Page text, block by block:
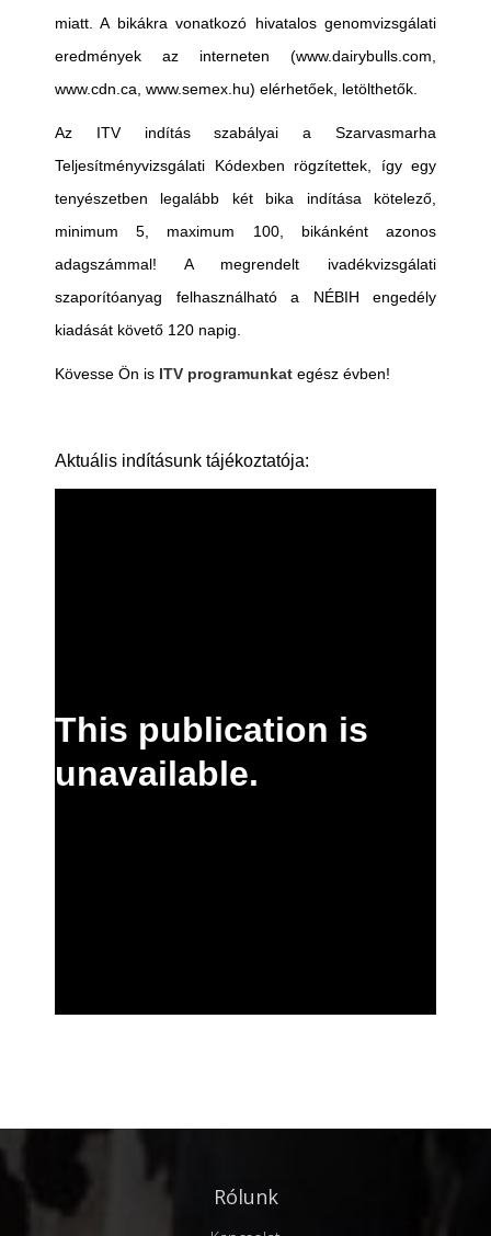
miatt. A bikákra vonatkozó hivatalos genomvizsgálati
eredmények az interneten (www.dairybulls.com,
www.cdn.ca, www.semex.hu) elérhetőek, letölthetők.
Az ITV indítás szabályai a Szarvasmarha
Teljesítményvizsgálati Kódexben rögzítettek, így egy
tenyészetben legalább két bika indítása kötelező,
minimum 5, maximum 100, bikánként azonos
adagszámmal! A megrendelt ivadékvizsgálati
szaporítóanyag felhasználható a NÉBIH engedély
kiadását követő 120 napig.
Kövesse Ön is ITV programunkat egész évben!
Aktuális indításunk tájékoztatója:
Rólunk